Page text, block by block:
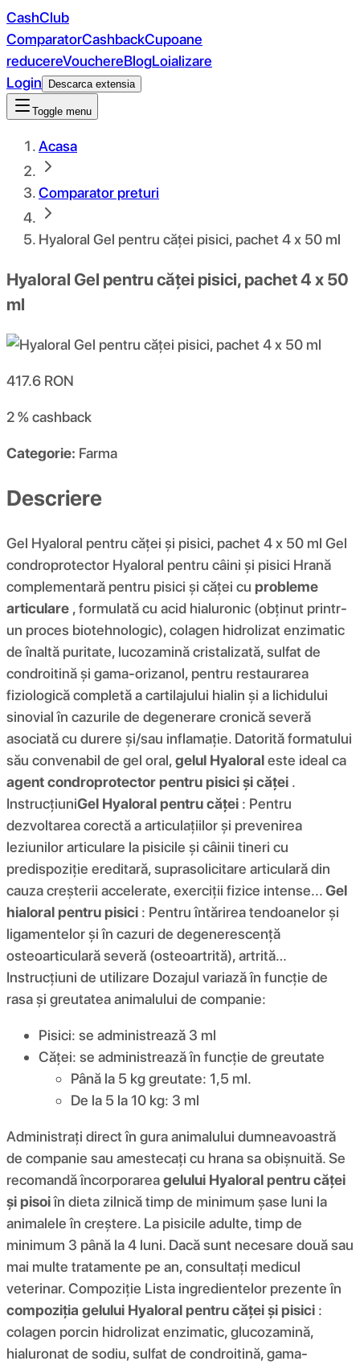
CashClub
ComparatorCashbackCupoane
reducereVouchereBlogLoializare
Login
Descarca extensia
Toggle menu
Acasa
Comparator preturi
Hyaloral Gel pentru căței pisici, pachet 4 x 50 ml
Hyaloral Gel pentru căței pisici, pachet 4 x 50
ml
417.6 RON
2 %cashback
Categorie: Farma
Descriere
Gel Hyaloral pentru căței și pisici, pachet 4 x 50 ml Gel
condroprotector Hyaloral pentru câini și pisici Hrană
complementară pentru pisici și căței cu probleme
articulare , formulată cu acid hialuronic (obținut printr-
un proces biotehnologic), colagen hidrolizat enzimatic
de înaltă puritate, lucozamină cristalizată, sulfat de
condroitină și gama-orizanol, pentru restaurarea
fiziologică completă a cartilajului hialin și a lichidului
sinovial în cazurile de degenerare cronică severă
asociată cu durere și/sau inflamație. Datorită formatului
său convenabil de gel oral,gelul Hyaloraleste ideal ca
agent condroprotector pentru pisici și căței .
InstrucţiuniGel Hyaloral pentru căței : Pentru
dezvoltarea corectă a articulațiilor și prevenirea
leziunilor articulare la pisicile și câinii tineri cu
predispoziție ereditară, suprasolicitare articulară din
cauza creșterii accelerate, exerciții fizice intense...Gel
hialoral pentru pisici : Pentru întărirea tendoanelor și
ligamentelor și în cazuri de degenerescență
osteoarticulară severă (osteoartrită), artrită…
Instrucțiuni de utilizare Dozajul variază în funcție de
rasa și greutatea animalului de companie:
Pisici: se administrează 3 ml
Căței: se administrează în funcție de greutate
Până la 5 kg greutate: 1,5 ml.
De la 5 la 10 kg: 3 ml
Administrați direct în gura animalului dumneavoastră
de companie sau amestecați cu hrana sa obișnuită. Se
recomandă încorporareagelului Hyaloral pentru căței
și pisoiîn dieta zilnică timp de minimum șase luni la
animalele în creștere. La pisicile adulte, timp de
minimum 3 până la 4 luni. Dacă sunt necesare două sau
mai multe tratamente pe an, consultați medicul
veterinar. Compoziţie Lista ingredientelor prezente în
compoziția gelului Hyaloral pentru căței și pisici :
colagen porcin hidrolizat enzimatic, glucozamină,
hialuronat de sodiu, sulfat de condroitină, gama-